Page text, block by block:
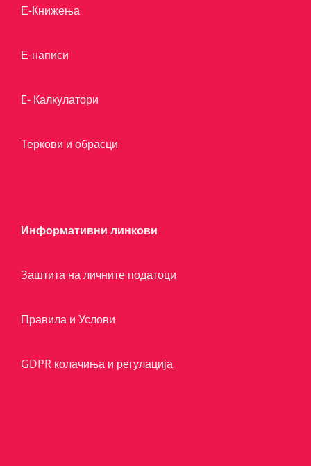
Е-Книжења
Е-написи
E- Калкулатори
Теркови и обрасци
Информативни линкови
Заштита на личните податоци
Правила и Услови
GDPR колачиња и регулација